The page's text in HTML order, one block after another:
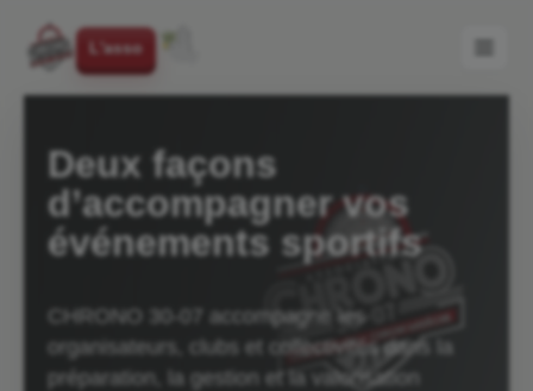
L'asso
Deux façons
d’accompagner vos
événements sportifs
CHRONO 30-07 accompagne les
organisateurs, clubs et collectivités dans la
préparation, la gestion et la valorisation